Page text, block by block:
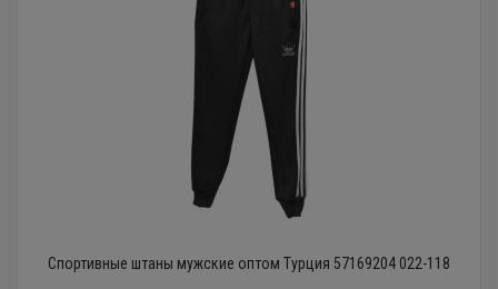
Спортивные штаны мужские оптом Турция 57169204 022-118